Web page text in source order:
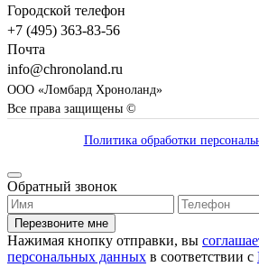
Городской телефон
+7 (495) 363-83-56
Почта
info@chronoland.ru
ООО «Ломбард Хроноланд»
Все права защищены ©
Политика обработки
Обратный звонок
Перезвоните мне
Нажимая кнопку отправки, вы
персональных данных в соответствии с